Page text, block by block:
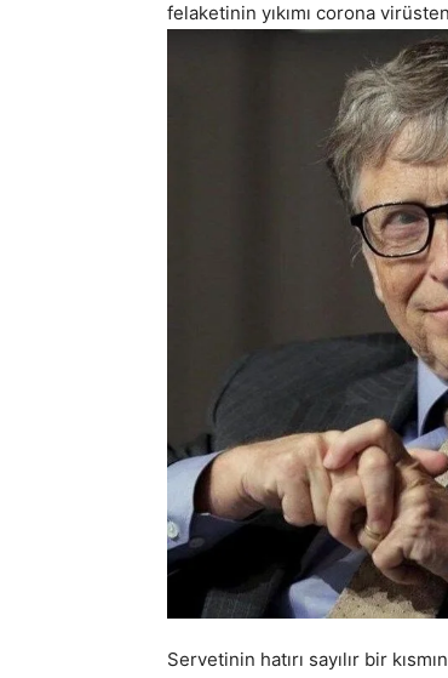
felaketinin yıkımı corona
Servetinin hatırı sayılır bir